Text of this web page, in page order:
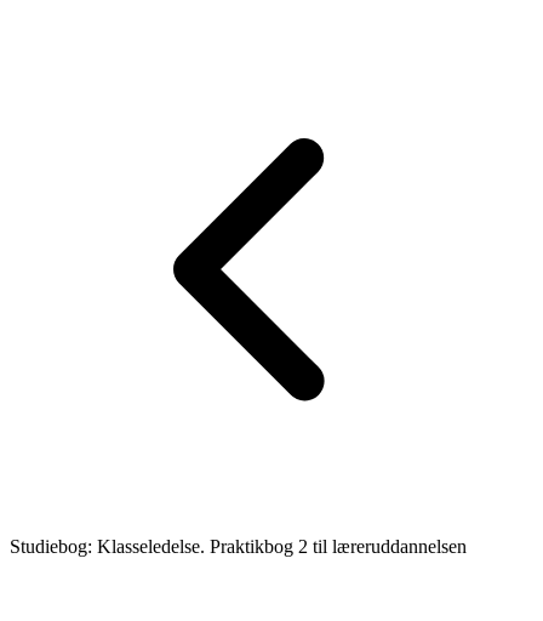
Studiebog: Klasseledelse. Praktikbog 2 til læreruddannelsen